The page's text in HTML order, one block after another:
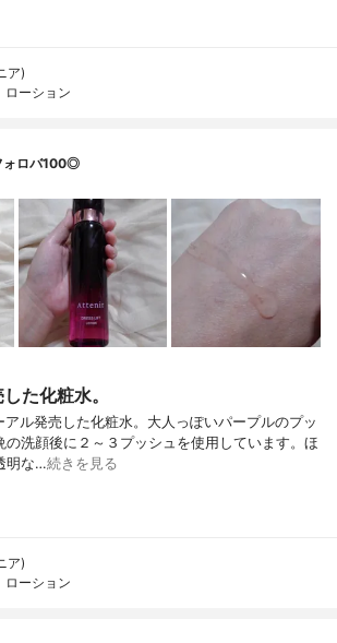
ア)
ローション
ロバ100◎
た化粧水。
ル発売した化粧水。大人っぽいパープルのプッ
の洗顔後に２～３プッシュを使用しています。ほ
明な…続きを見る
ア)
ローション